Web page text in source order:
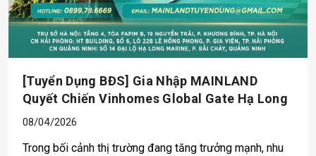
[Tuyển Dụng BĐS] Gia Nhập MAINLAND
Quyết Chiến Vinhomes Global Gate Hạ Long
08/04/2026
Trong bối cảnh thị trường đang tăng trưởng mạnh, nhu